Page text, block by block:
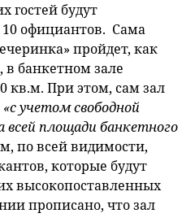
гостей будут
официантов. Сама
пройдет, как
в банкетном зале
кв.м. При этом, сам зал
«с учетом свободной
всей площади банкетного
по всей видимости,
которые будут
высокопоставленных
прописано, что зал